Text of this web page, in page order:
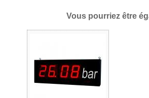
Vous pourriez être